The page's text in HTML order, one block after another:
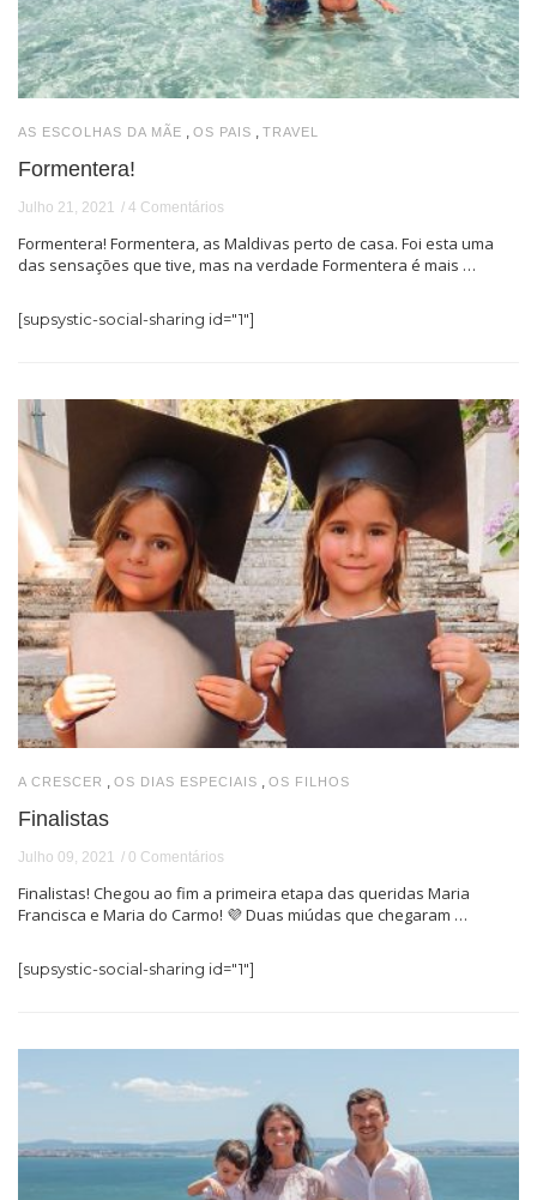
AS ESCOLHAS DA MÃE OS PAIS TRAVEL
Formentera!
Julho 21, 2021 4 Comentários
Formentera! Formentera, as Maldivas perto de casa. Foi esta uma
das sensações que tive, mas na verdade Formentera é mais …
[supsystic-social-sharing id="1"]
A CRESCER , OS DIAS ESPECIAIS , OS FILHOS
Finalistas
Julho 09, 2021 0 Comentários
Finalistas! Chegou ao fim a primeira etapa das queridas Maria
Francisca e Maria do Carmo! 💜 Duas miúdas que chegaram …
[supsystic-social-sharing id="1"]